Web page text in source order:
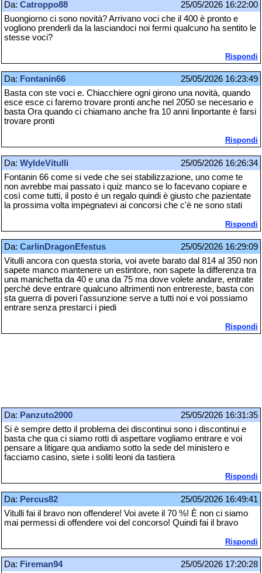
Da: Catroppo88
25/05/2026 16:22:00
Buongiorno ci sono novità? Arrivano voci che il 400 è pronto e
vogliono prenderli da la lasciandoci noi fermi qualcuno ha sentito le
stesse voci?
Rispondi
Da: Fontanin66
25/05/2026 16:23:49
Basta con ste voci e. Chiacchiere ogni girono una novità, quando
esce esce ci faremo trovare pronti anche nel 2050 se necesario e
basta Ora quando ci chiamano anche fra 10 anni linportante è farsi
trovare pronti
Rispondi
Da: WyldeVitulli
25/05/2026 16:26:34
Fontanin 66 come si vede che sei stabilizzazione, uno come te
non avrebbe mai passato i quiz manco se lo facevano copiare e
così come tutti, il posto è un regalo quindi è giusto che pazientate
la prossima volta impegnatevi ai concorsi che c'è ne sono stati
Rispondi
Da: CarlinDragonEfestus
25/05/2026 16:29:09
Vitulli ancora con questa storia, voi avete barato dal 814 al 350 non
sapete manco mantenere un estintore, non sapete la differenza tra
una manichetta da 40 e una da 75 ma dove volete andare, entrate
perché deve entrare qualcuno altrimenti non entrereste, basta con
sta guerra di poveri l'assunzione serve a tutti noi e voi possiamo
entrare senza prestarci i piedi
Rispondi
Da: Panzuto2000
25/05/2026 16:31:35
Si è sempre detto il problema dei discontinui sono i discontinui e
basta che qua ci siamo rotti di aspettare vogliamo entrare e voi
pensare a litigare qua andiamo sotto la sede del ministero e
facciamo casino, siete i soliti leoni da tastiera
Rispondi
Da: Percus82
25/05/2026 16:49:41
Vitulli fai il bravo non offendere! Voi avete il 70 %! È non ci siamo
mai permessi di offendere voi del concorso! Quindi fai il bravo
Rispondi
Da: Fireman94
25/05/2026 17:20:28